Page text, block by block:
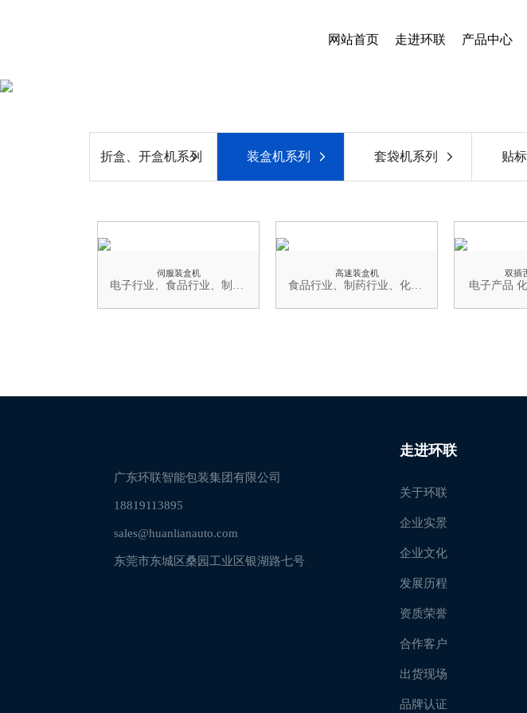
网站首页 走进环联 产品中心
折盒、开盒机系列 装盒机系列 套袋机系列 贴
伺服装盒机
电子行业、食品行业、制药行业、化妆品行业
高速装盒机
食品行业、制药行业、化妆品行业
双插
电子产品
广东环联智能包装集团有限公司
18819113895
sales@huanlianauto.com
东莞市东城区桑园工业区银湖路七号
走进环联
关于环联
企业实景
企业文化
发展历程
资质荣誉
合作客户
出货现场
品牌认证